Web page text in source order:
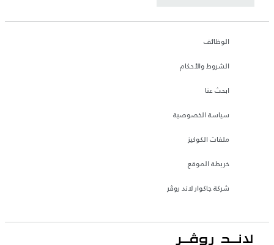
الوظائف
الشروط والأحكام
ابحث عنا
سياسة الخصوصية
ملفات الكوكيز
خريطة الموقع
شركة جاكوار لاند روڤر